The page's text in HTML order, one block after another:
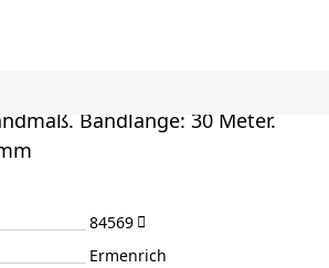
Bandlänge: 30 Meter.
84569
Ermenrich